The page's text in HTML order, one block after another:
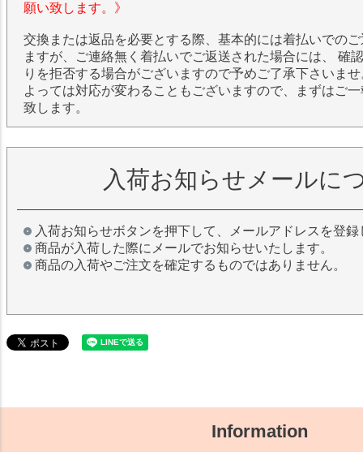
願い致します。》
交換または返品を必要とする際、基本的には着払いでの
ますが、ご連絡無く着払いでご返送された場合には、 確
りを拒否する場合がございますので予めご了承下さいま
よっては対応が変わることもございますので、まずはご
致します。
入荷お知らせメールに
入荷お知らせボタンを押下して、メールアドレスを登
商品が入荷した際にメールでお知らせいたします。
商品の入荷やご注文を確定するものではありません。
Information